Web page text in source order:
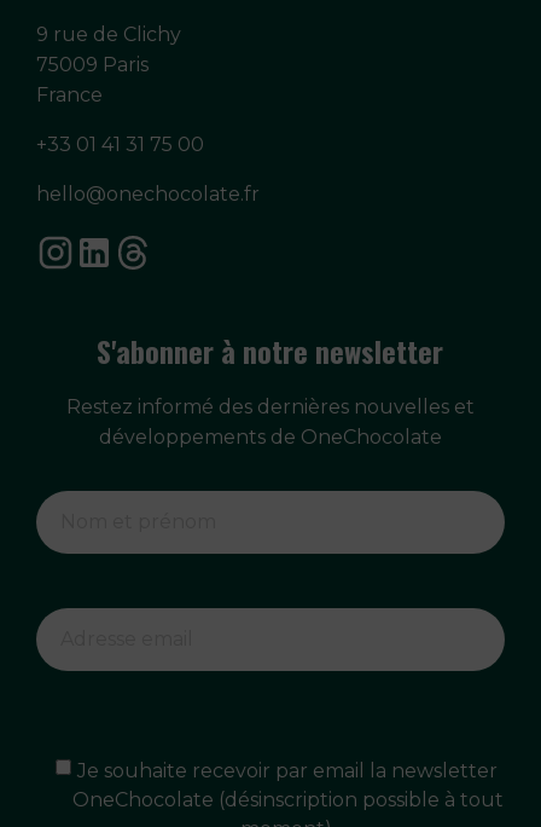
9 rue de Clichy
75009 Paris
France
+33 01 41 31 75 00
hello@onechocolate.fr
S'abonner à notre newsletter
Restez informé des dernières nouvelles et
développements de OneChocolate
Je souhaite recevoir par email la newsletter
OneChocolate (désinscription possible à tout